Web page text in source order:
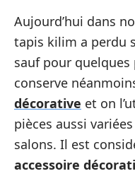
Aujourd’hui dans
tapis kilim a perdu
sauf pour quelques
conserve
décorative et on
pièces aussi
salons. Il est
accessoire